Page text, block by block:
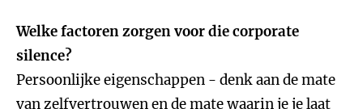
Welke factoren zorgen voor die corporate
silence?
Persoonlijke eigenschappen - denk aan de mate
van zelfvertrouwen en de mate waarin je je laat